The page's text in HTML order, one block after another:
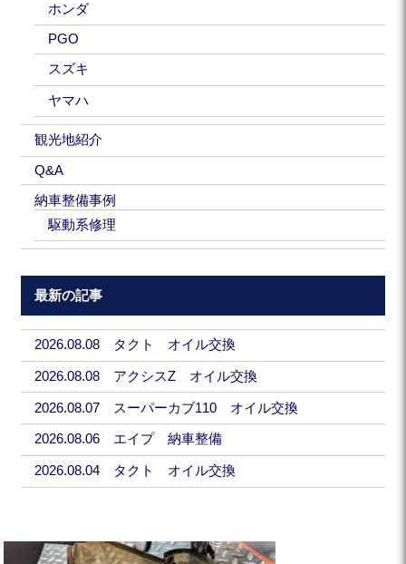
ホンダ
PGO
スズキ
ヤマハ
観光地紹介
Q&A
納車整備事例
駆動系修理
最新の記事
2026.08.08 タクト オイル交換
2026.08.08 アクシスZ オイル交換
2026.08.07 スーパーカブ110 オイル交換
2026.08.06 エイプ 納車整備
2026.08.04 タクト オイル交換